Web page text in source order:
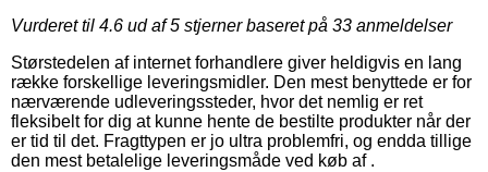
Vurderet til 4.6 ud af 5 stjerner baseret på 33 anmeldelser
Størstedelen af internet forhandlere giver heldigvis en lang
række forskellige leveringsmidler. Den mest benyttede er for
nærværende udleveringssteder, hvor det nemlig er ret
fleksibelt for dig at kunne hente de bestilte produkter når der
er tid til det. Fragttypen er jo ultra problemfri, og endda tillige
den mest betalelige leveringsmåde ved køb af .